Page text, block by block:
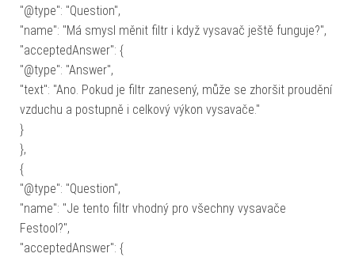
"@type": "Question",
"name": "Má smysl měnit filtr i když vysavač ještě funguje?",
"acceptedAnswer": {
"@type": "Answer",
"text": "Ano. Pokud je filtr zanesený, může se zhoršit proudění
vzduchu a postupně i celkový výkon vysavače."
}
},
{
"@type": "Question",
"name": "Je tento filtr vhodný pro všechny vysavače
Festool?",
"acceptedAnswer": {